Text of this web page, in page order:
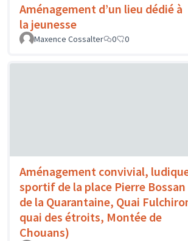
Aménagement d’un lieu dédié à
la jeunesse
Maxence Cossalter
0 0
Aménagement convivial,
sportif de la place Pierre
de la Quarantaine, Quai
quai des étroits, Montée de
Chouans)